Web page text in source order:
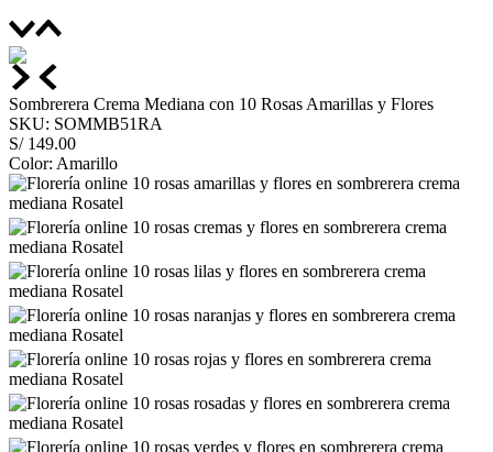
Sombrerera Crema Mediana con 10 Rosas Amarillas y Flores
SKU: SOMMB51RA
S/ 149.00
Color: Amarillo